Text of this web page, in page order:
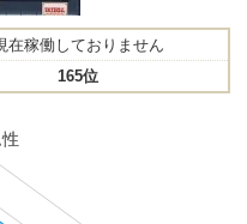
在稼働しておりません
165位